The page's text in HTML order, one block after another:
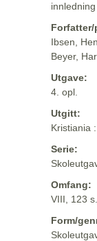
Ibsen,
Beyer,
Utgave:
4. opl.
Utgitt:
Kristiania
Serie:
Omfang:
VIII, 123 s.
Form/